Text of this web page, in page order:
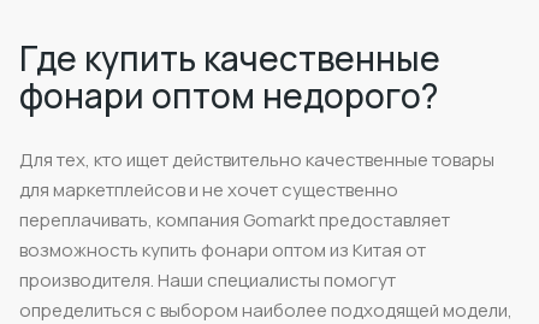
Где купить качественные
фонари оптом недорого?
Для тех, кто ищет действительно качественные товары
для маркетплейсов и не хочет существенно
переплачивать, компания Gomarkt предоставляет
возможность купить фонари оптом из Китая от
производителя. Наши специалисты помогут
определиться с выбором наиболее подходящей модели,